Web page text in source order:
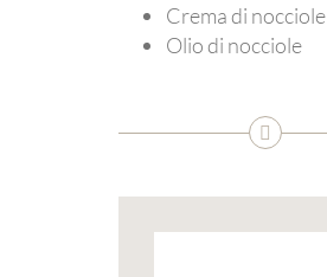
Crema di nocciole
Olio di nocciole